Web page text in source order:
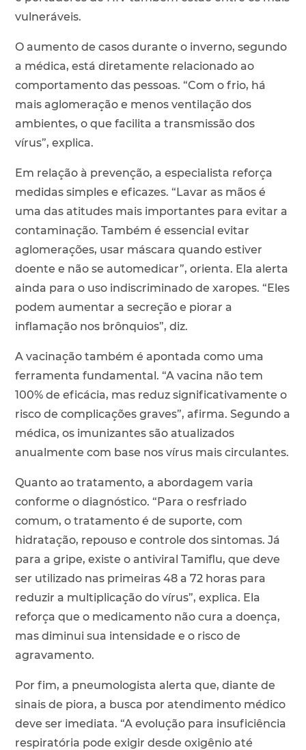
vulneráveis.
O aumento de casos durante o inverno, segundo
a médica, está diretamente relacionado ao
comportamento das pessoas. “Com o frio, há
mais aglomeração e menos ventilação dos
ambientes, o que facilita a transmissão dos
vírus”, explica.
Em relação à prevenção, a especialista reforça
medidas simples e eficazes. “Lavar as mãos é
uma das atitudes mais importantes para evitar a
contaminação. Também é essencial evitar
aglomerações, usar máscara quando estiver
doente e não se automedicar”, orienta. Ela alerta
ainda para o uso indiscriminado de xaropes. “Eles
podem aumentar a secreção e piorar a
inflamação nos brônquios”, diz.
A vacinação também é apontada como uma
ferramenta fundamental. “A vacina não tem
100% de eficácia, mas reduz significativamente o
risco de complicações graves”, afirma. Segundo a
médica, os imunizantes são atualizados
anualmente com base nos vírus mais circulantes.
Quanto ao tratamento, a abordagem varia
conforme o diagnóstico. “Para o resfriado
comum, o tratamento é de suporte, com
hidratação, repouso e controle dos sintomas. Já
para a gripe, existe o antiviral Tamiflu, que deve
ser utilizado nas primeiras 48 a 72 horas para
reduzir a multiplicação do vírus”, explica. Ela
reforça que o medicamento não cura a doença,
mas diminui sua intensidade e o risco de
agravamento.
Por fim, a pneumologista alerta que, diante de
sinais de piora, a busca por atendimento médico
deve ser imediata. “A evolução para insuficiência
respiratória pode exigir desde oxigênio até